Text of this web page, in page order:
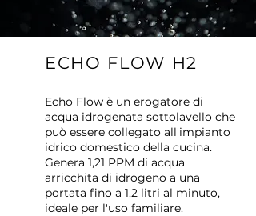
ECHO FLOW H2
Echo Flow è un erogatore di
acqua idrogenata sottolavello che
può essere collegato all'impianto
idrico domestico della cucina.
Genera 1,21 PPM di acqua
arricchita di idrogeno a una
portata fino a 1,2 litri al minuto,
ideale per l'uso familiare.